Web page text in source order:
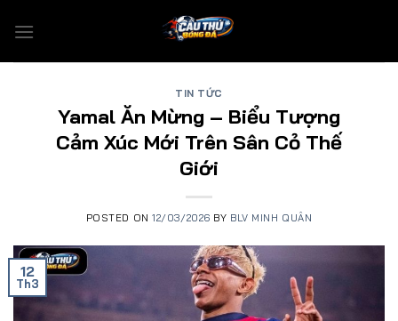
TIN TỨC
Yamal Ăn Mừng – Biểu Tượng
Cảm Xúc Mới Trên Sân Cỏ Thế
Giới
POSTED ON12/03/2026 BY BLV MINH QUÂN
12
Th3